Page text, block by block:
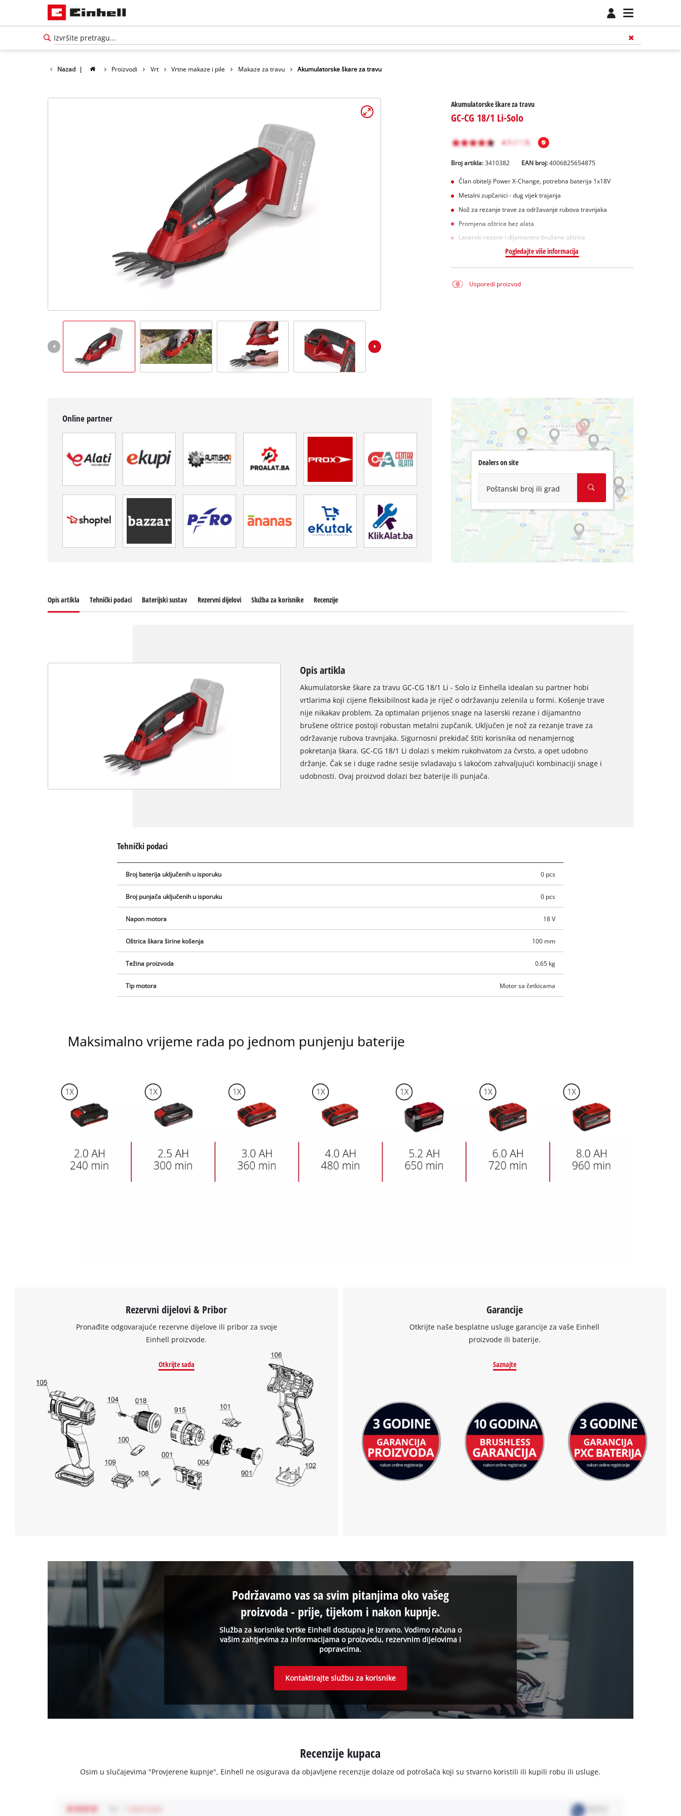
Nazad | Proizvodi Vrt Vrtne makaze i pile Makaze za travu Akumulatorske škare za travu
Akumulatorske škare za travu
GC-CG 18/1 Li-Solo
Broj artikla: 3410382 EAN broj:4006825654875
Član obitelji Power X-Change, potrebna baterija 1x18V
Metalni zupčanici - dug vijek trajanja
Nož za rezanje trave za održavanje rubova travnjaka
Promjena oštrice bez alata
Laserski rezane i dijamantno brušene oštrice
Pogledajte više informacija
Usporedi proizvod
Online partner
Dealers on site
Poštanski broj ili grad
We need your consent to load the
Google Maps service!
This content is not permitted to load due
to trackers that are not disclosed to the
the site with their CMP to add this content
to the list of technologies used.
Opis artikla Tehnički podaci Baterijski sustav Rezervni dijelovi Služba za korisnike Recenzije
Opis artikla
Akumulatorske škare za travu GC-CG 18/1 Li - Solo iz Einhella idealan su partner hobi
vrtlarima koji cijene fleksibilnost kada je riječ o održavanju zelenila u formi. Košenje trave
nije nikakav problem. Za optimalan prijenos snage na laserski rezane i dijamantno
brušene oštrice postoji robustan metalni zupčanik. Uključen je nož za rezanje trave za
održavanje rubova travnjaka. Sigurnosni prekidač štiti korisnika od nenamjernog
pokretanja škara. GC-CG 18/1 Li dolazi s mekim rukohvatom za čvrsto, a opet udobno
držanje. Čak se i duge radne sesije svladavaju s lakoćom zahvaljujući kombinaciji snage i
udobnosti. Ovaj proizvod dolazi bez baterije ili punjača.
Tehnički podaci
Broj baterija uključenih u isporuku 0 pcs
Broj punjača uključenih u isporuku 0 pcs
Napon motora 18 V
Oštrica škara širine košenja 100 mm
Težina proizvoda 0.65 kg
Tip motora Motor sa četkicama
Rezervni dijelovi & Pribor
Pronađite odgovarajuće rezervne dijelove ili pribor za svoje
Einhell proizvode.
Otkrijte sada
Garancije
Otkrijte naše besplatne usluge garancije za vaše Einhell
proizvode ili baterije.
Saznajte
Služba za korisnike tvrtke Einhell dostupna je izravno. Vodimo računa o
vašim zahtjevima za informacijama o proizvodu, rezervnim dijelovima i
popravcima.
Podržavamo vas sa svim pitanjima oko vašeg
proizvoda - prije, tijekom i nakon kupnje.
Kontaktirajte službu za korisnike
Recenzije kupaca
Osim u slučajevima "Provjerene kupnje", Einhell ne osigurava da objavljene recenzije dolaze od potrošača koji su stvarno koristili ili kupili robu ili usluge.